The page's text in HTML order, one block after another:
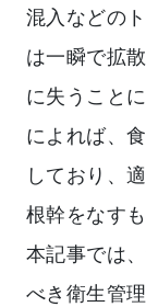
混入などの
は一瞬で拡
に失うこと
によれば、
しており、
根幹をなす
本記事では
べき衛生管